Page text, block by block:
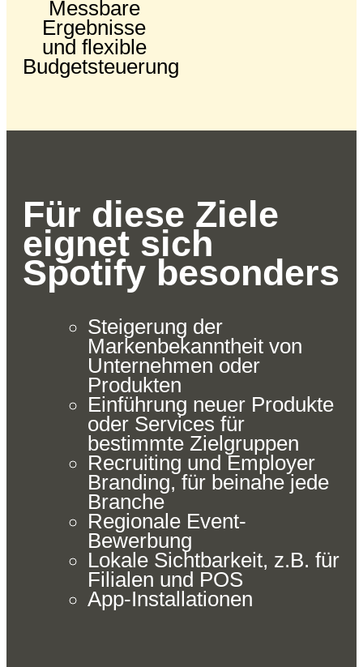
Messbare
Ergebnisse
und flexible
Budgetsteuerung
Für diese Ziele
eignet sich
Spotify besonders
Steigerung der
Markenbekanntheit von
Unternehmen oder
Produkten
Einführung neuer Produkte
oder Services für
bestimmte Zielgruppen
Recruiting und Employer
Branding, für beinahe jede
Branche
Regionale Event-
Bewerbung
Lokale Sichtbarkeit, z.B. für
Filialen und POS
App-Installationen